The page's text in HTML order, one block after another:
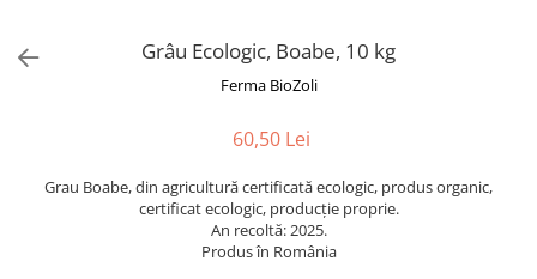
Grâu Ecologic, Boabe, 10 kg
Ferma BioZoli
60,50 Lei
Grau Boabe, din agricultură certificată ecologic, produs organic,
certificat ecologic, producție proprie.
An recoltă: 2025.
Produs în România